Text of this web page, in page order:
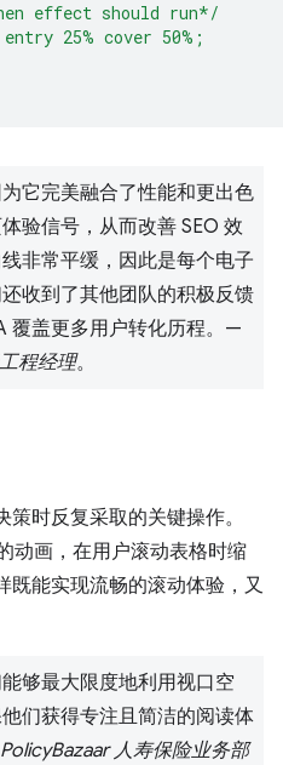
effect should run*/
25% cover 50%;
它完美融合了性能和更出色
验信号，从而改善 SEO 效
非常平缓，因此是每个电子
收到了其他团队的积极反馈
覆盖更多用户转化历程。—
程经理。
时反复采取的关键操作。
动画，在用户滚动表格时缩
既能实现流畅的滚动体验，又
够最大限度地利用视口空
们获得专注且简洁的阅读体
人寿保险业务部